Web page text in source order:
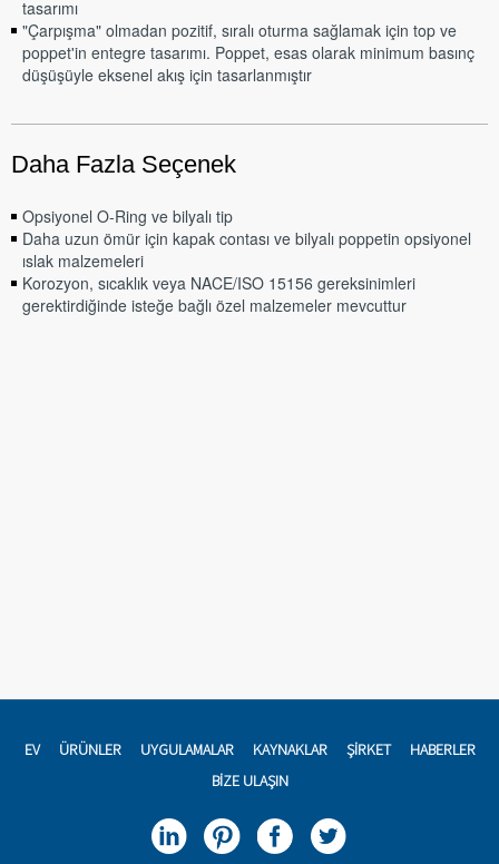
tasarımı
"Çarpışma" olmadan pozitif, sıralı oturma sağlamak için top ve
poppet'in entegre tasarımı. Poppet, esas olarak minimum basınç
düşüşüyle ​​eksenel akış için tasarlanmıştır
Daha Fazla Seçenek
Opsiyonel O-Ring ve bilyalı tip
Daha uzun ömür için kapak contası ve bilyalı poppetin opsiyonel
ıslak malzemeleri
Korozyon, sıcaklık veya NACE/ISO 15156 gereksinimleri
gerektirdiğinde isteğe bağlı özel malzemeler mevcuttur
EV ÜRÜNLER UYGULAMALAR KAYNAKLAR ŞIRKET
HABERLER
BIZE ULAŞIN